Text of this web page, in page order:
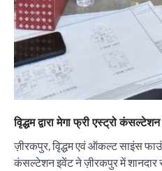
वृिद्धम द्वारा मेगा फ्री एस्ट्रो
ज़ीरकपुर, वृिद्धम एवं ऑकल्ट साइंस
कंसल्टेशन इवेंट ने ज़ीरकपुर में